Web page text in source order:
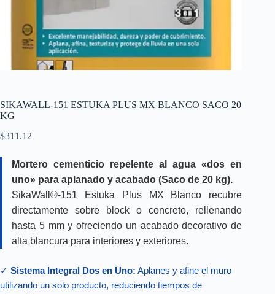
SIKAWALL-151 ESTUKA PLUS MX BLANCO SACO 20
KG
$311.12
Mortero cementicio repelente al agua «dos en
uno» para aplanado y acabado (Saco de 20 kg).
SikaWall®-151 Estuka Plus MX Blanco recubre
directamente sobre block o concreto, rellenando
hasta 5 mm y ofreciendo un acabado decorativo de
alta blancura para interiores y exteriores.
✓ Sistema Integral Dos en Uno: Aplanes y afine el muro
utilizando un solo producto, reduciendo tiempos de